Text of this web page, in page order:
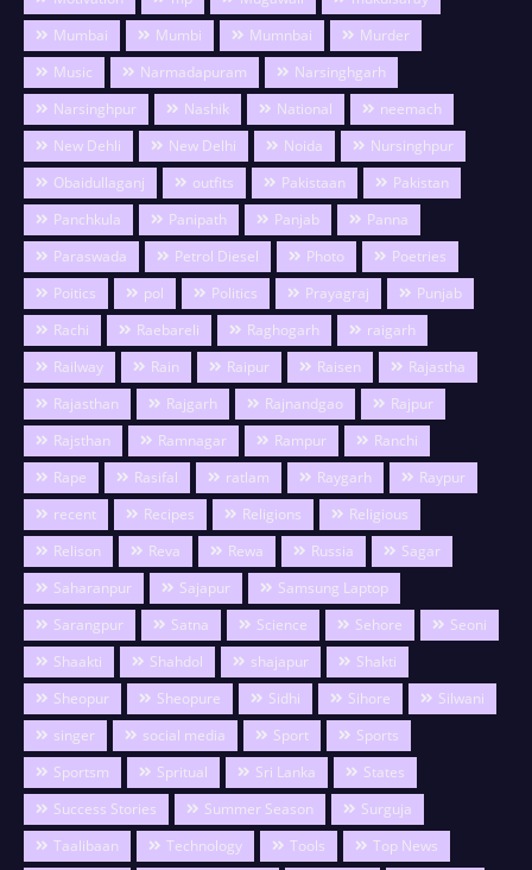
Mumbai
Mumbi Mumnbai
Murder
Music
Narmadapuram
Narsinghgarh
Narsinghpur
Nashik National
neemach
New Dehli
New Delhi Noida
Nursinghpur
Obaidullaganj
outfits Pakistaan
Pakistan
Panchkula
Panipath Panjab
Panna
Paraswada
Petrol Diesel Photo
Poetries
Poitics
pol Politics Prayagraj
Punjab
Rachi
Raebareli Raghogarh
raigarh
Railway
Rain Raipur Raisen
Rajastha
Rajasthan
Rajgarh Rajnandgao
Rajpur
Rajsthan
Ramnagar Rampur
Ranchi
Rape
Rasifal ratlam Raygarh
Raypur
recent
Recipes Religions
Religious
Relison
Reva Rewa Russia
Sagar
Saharanpur
Sajapur
Samsung Laptop
Sarangpur
Satna Science Sehore
Seoni
Shaakti
Shahdol shajapur
Shakti
Sheopur
Sheopure Sidhi Sihore
Silwani
singer
social media Sport
Sports
Sportsm
Spritual Sri Lanka
States
Success Stories
Summer Season
Surguja
Taalibaan
Technology Tools
Top News